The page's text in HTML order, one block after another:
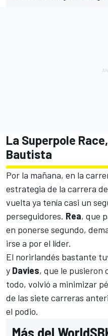
La Superpole
Bautista
Por la mañana, en la
estrategia de la carrera
vuelta ya tenía casi un
perseguidores. Rea, que
en ponerse segundo,
irse a por el líder.
El norirlandés bastante
y Davies, que le pusieron
todo, volvió a minimizar
de las siete carreras
el podio.
Más del